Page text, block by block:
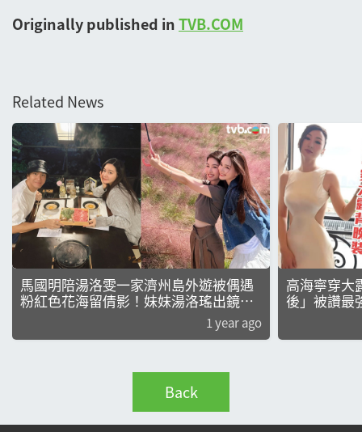
Originally published inTVB.COM
Related News
馬國明陪湯洛雯一家濟州島外遊被偶遇
粉紅色花海留倩影！妹妹湯洛瑤出鏡被
1 year ago
高海寧穿大
後」被讚最
Back